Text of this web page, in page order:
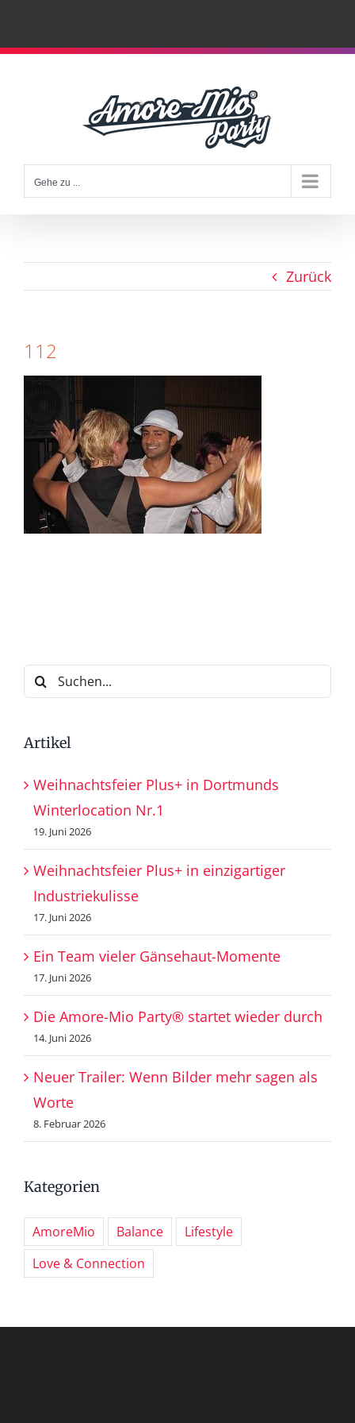
Zum
Gehe zu ...
Zurück
112
Suche
nach:
Artikel
Weihnachtsfeier Plus+ in Dortmunds
Winterlocation Nr.1
19. Juni 2026
Weihnachtsfeier Plus+ in einzigartiger
Industriekulisse
17. Juni 2026
Ein Team vieler Gänsehaut-Momente
17. Juni 2026
Die Amore-Mio Party® startet wieder durch
14. Juni 2026
Neuer Trailer: Wenn Bilder mehr sagen als
Worte
8. Februar 2026
Kategorien
AmoreMio Balance
Lifestyle
Love & Connection